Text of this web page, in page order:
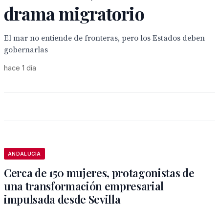
drama migratorio
El mar no entiende de fronteras, pero los Estados deben
gobernarlas
hace 1 día
ANDALUCÍA
Cerca de 150 mujeres, protagonistas de
una transformación empresarial
impulsada desde Sevilla